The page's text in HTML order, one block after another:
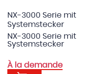
NX-3000 Serie mit
Systemstecker
NX-3000 Serie mit
Systemstecker
À la demande